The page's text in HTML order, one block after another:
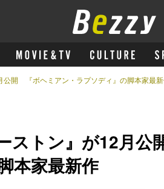
公開 『ボヘミアン・ラプソディ』の脚本家最
ストン』が12月
本家最新作